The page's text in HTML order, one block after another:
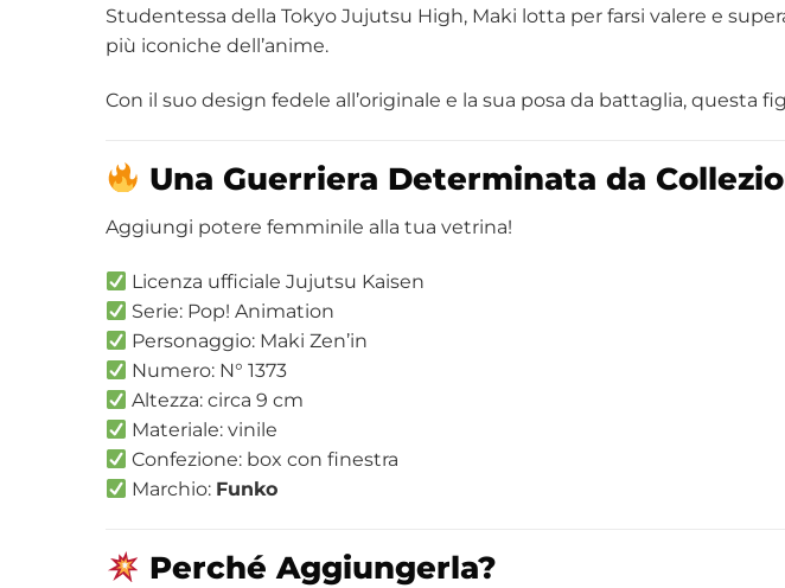
Studentessa della Tokyo Jujutsu High, Maki lotta per farsi valere e
più iconiche dell’anime.
Con il suo design fedele all’originale e la sua posa da battaglia, questa
Una Guerriera Determinata da
Aggiungi potere femminile alla tua vetrina!
Licenza ufficiale Jujutsu Kaisen
Serie: Pop! Animation
Personaggio: Maki Zen’in
Numero: N° 1373
Altezza: circa 9 cm
Materiale: vinile
Confezione: box con finestra
Marchio: Funko
Perché Aggiungerla?